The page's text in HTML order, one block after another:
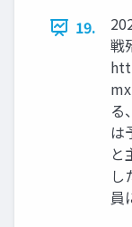
19.
戦
る
は
と
員